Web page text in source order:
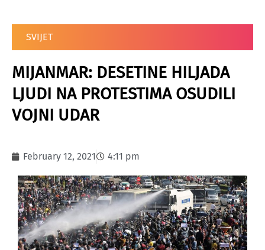
SVIJET
MIJANMAR: DESETINE HILJADA
LJUDI NA PROTESTIMA OSUDILI
VOJNI UDAR
February 12, 2021 4:11 pm